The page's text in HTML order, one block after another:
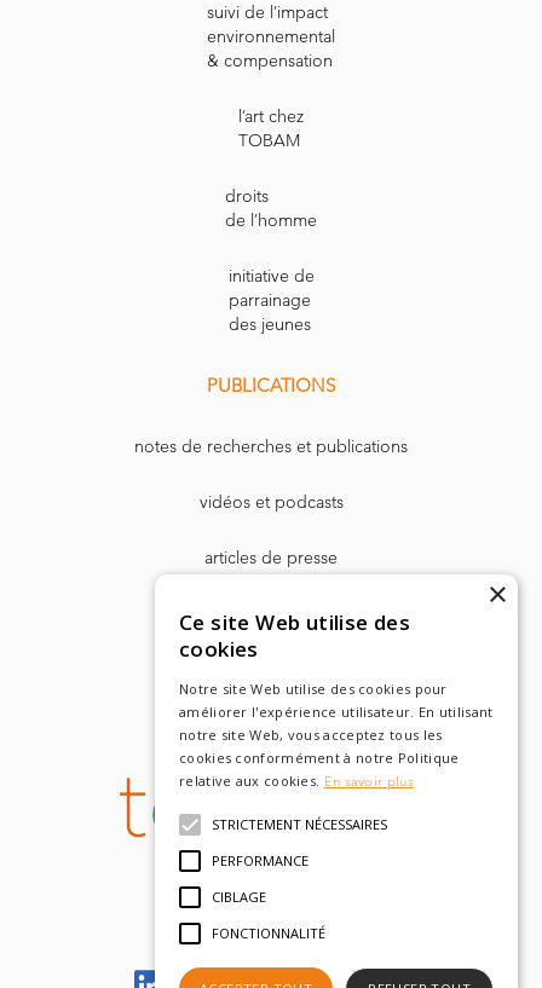
suivi de l’impact
environnemental
& compensation
l’art chez
TOBAM
droits
de l’homme
initiative de
parrainage
des jeunes
PUBLICATIONS
notes de recherches et publications
vidéos et podcasts
articles de presse
Dr. Harry Markowitz
×
Ce site Web utilise des
cookies
Notre site Web utilise des cookies pour
améliorer l'expérience utilisateur. En utilisant
notre site Web, vous acceptez tous les
cookies conformément à notre Politique
relative aux cookies. En savoir plus
STRICTEMENT NÉCESSAIRES
PERFORMANCE
CIBLAGE
FONCTIONNALITÉ